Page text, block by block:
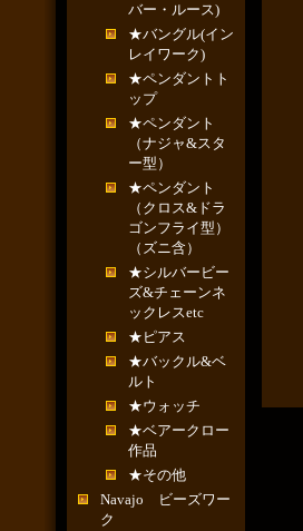
バー・ルース)
★バングル(イン
レイワーク)
★ペンダントト
ップ
★ペンダント
（ナジャ&スタ
ー型）
★ペンダント
（クロス&ドラ
ゴンフライ型）
（ズニ含）
★シルバービー
ズ&チェーンネ
ックレスetc
★ピアス
★バックル&ベ
ルト
★ウォッチ
★ベアークロー
作品
★その他
Navajo ビーズワー
ク